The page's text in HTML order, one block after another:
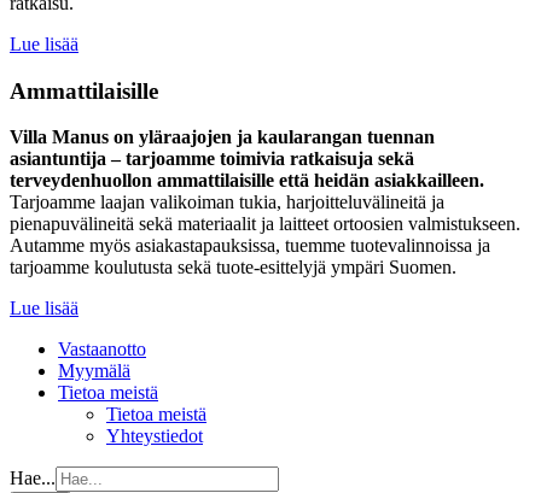
Lue lisää
Ammattilaisille
Villa Manus on yläraajojen ja kaularangan tuennan
asiantuntija – tarjoamme toimivia ratkaisuja sekä
terveydenhuollon ammattilaisille että heidän asiakkailleen.
Tarjoamme laajan valikoiman tukia, harjoitteluvälineitä ja
pienapuvälineitä sekä materiaalit ja laitteet ortoosien valmistukseen.
Autamme myös asiakastapauksissa, tuemme tuotevalinnoissa ja
tarjoamme koulutusta sekä tuote-esittelyjä ympäri Suomen.
Lue lisää
Vastaanotto
Myymälä
Tietoa meistä
Tietoa meistä
Yhteystiedot
Hae...